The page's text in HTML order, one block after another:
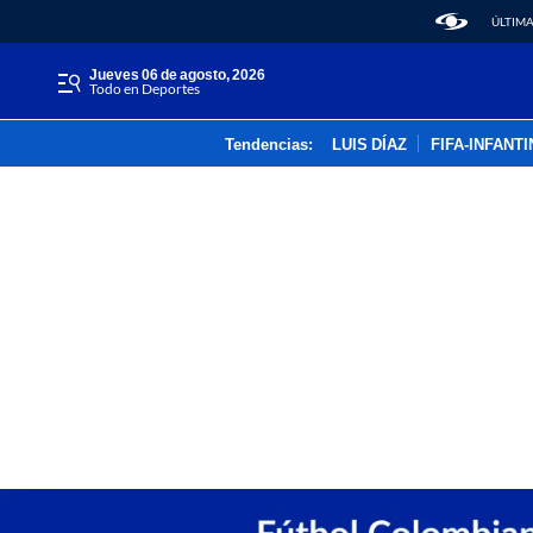
jueves 06 de agosto, 2026
Todo en Deportes
Tendencias: LUIS DÍAZ FIFA-